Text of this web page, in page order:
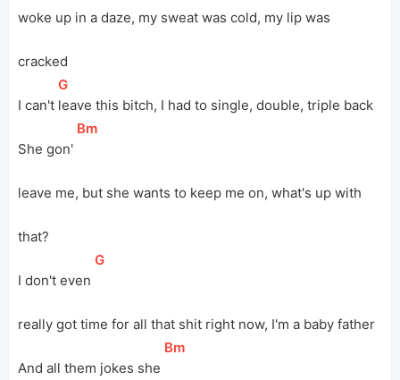
woke up in a daze, my sweat was cold, my lip was
cracked
I can't
[
G
leave this bitch, I had to single, double, triple back
She gon'
[Bm
leave me, but she wants to keep me on, what's up with
that?
I don't even
[
G
really got time for all that shit right now, I'm a baby father
And all them jokes she
[Bm